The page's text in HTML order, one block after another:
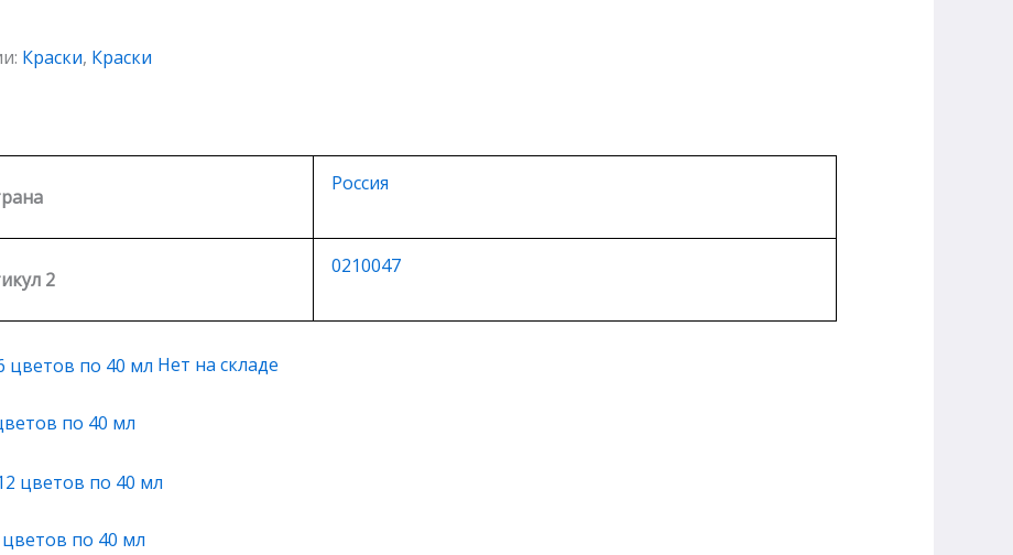
Краски, Краски
Россия
2
0210047
Нет на складе
по 40 мл
по 40 мл